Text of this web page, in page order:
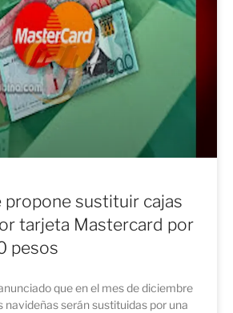
propone sustituir cajas
tarjeta Mastercard por
pesos
que en el mes de diciembre
navideñas serán sustituidas por una